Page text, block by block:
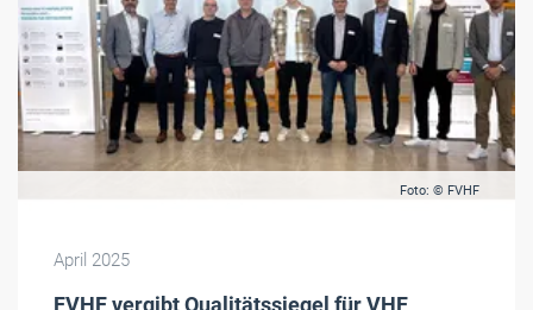
Foto: © FVHF
April 2025
FVHF vergibt Qualitätssiegel für VHF